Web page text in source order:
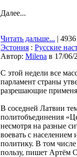
Далее...
Читать дальше... |
Эстония : Русские
Автор: Milena в 17/06/
С этой недели все
парламент страны
разрешающие
В соседней Латвии
политобъединения
несмотря на разные
воевать с
политику. В том
пользу, пишет Артём